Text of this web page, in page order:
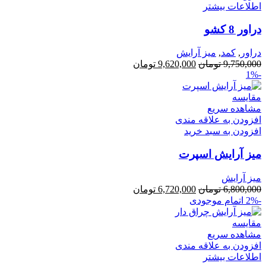
اطلاعات بیشتر
دراور 8 کشو
دراور , کمد, میز آرایش
9,750,000 تومان قیمت
9,620,000 تومان
-1%
مقایسه
مشاهده سریع
افزودن به علاقه مندی
افزودن به سبد خرید
میز آرایش اسپرت
میز آرایش
6,800,000 تومان قیمت
اصلی
6,720,000 تومان
-2% اتمام موجودی
مقایسه
مشاهده سریع
افزودن به علاقه مندی
اطلاعات بیشتر